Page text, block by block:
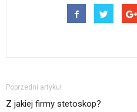
Poprzedni artykuł
Z jakiej firmy stetoskop?